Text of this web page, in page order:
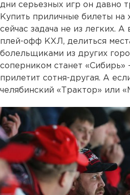
дни серьезных игр он давно
Купить приличные билеты на
сейчас задача не из легких.
плей-офф КХЛ, делиться
болельщиками из других
соперником станет «Сибирь»
прилетит сотня-другая. А
челябинский «Трактор» или